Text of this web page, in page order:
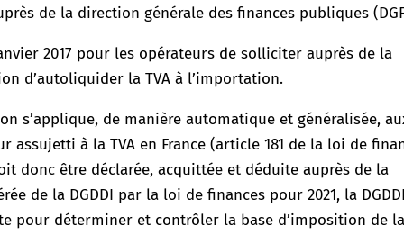
de la direction générale des finances publiques
2017 pour les opérateurs de solliciter auprès de la
d’autoliquider la TVA à l’importation.
s’applique, de manière automatique et généralisée,
assujetti à la TVA en France (article 181 de la loi de
donc être déclarée, acquittée et déduite auprès de la
de la DGDDI par la loi de finances pour 2021, la
pour déterminer et contrôler la base d’imposition de